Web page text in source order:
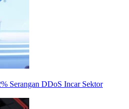
Serangan DDoS Incar Sektor